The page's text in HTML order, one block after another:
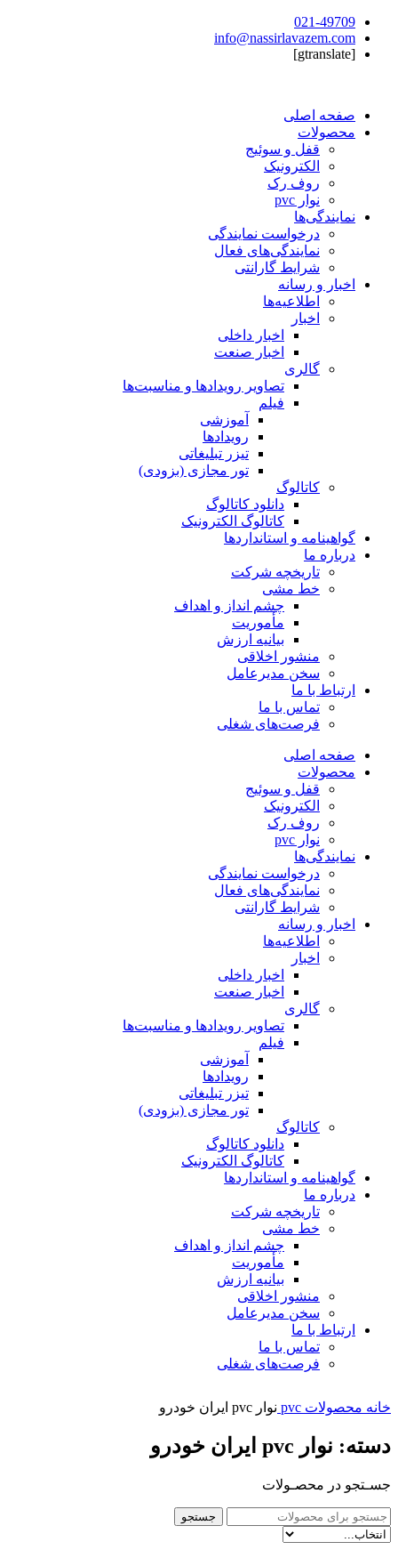
021-49709
info@nassirlavazem.com
[gtranslate]
صفحه اصلی
محصولات
قفل و سوئیج
الکترونیک
روف رک
نوار pvc
نمایندگی‌ها
درخواست نمایندگی
نمایندگی‌های فعال
شرایط گارانتی
اخبار و رسانه
اطلاعیه‌ها
اخبار
اخبار داخلی
اخبار صنعت
گالری
تصاویر رویدادها و مناسبت‌ها
فیلم
آموزشی
رویدادها
تیزر تبلیغاتی
تور مجازی (بزودی)
کاتالوگ
دانلود کاتالوگ
کاتالوگ الکترونیک
گواهینامه و استانداردها
درباره ما
تاریخچه شرکت
خط مشی
چشم انداز و اهداف
مأموریت
بیانیه ارزش
منشور اخلاقی
سخن مدیرعامل
ارتباط با ما
تماس با ما
فرصت‌های شغلی
صفحه اصلی
محصولات
قفل و سوئیج
الکترونیک
روف رک
نوار pvc
نمایندگی‌ها
درخواست نمایندگی
نمایندگی‌های فعال
شرایط گارانتی
اخبار و رسانه
اطلاعیه‌ها
اخبار
اخبار داخلی
اخبار صنعت
گالری
تصاویر رویدادها و مناسبت‌ها
فیلم
آموزشی
رویدادها
تیزر تبلیغاتی
تور مجازی (بزودی)
کاتالوگ
دانلود کاتالوگ
کاتالوگ الکترونیک
گواهینامه و استانداردها
درباره ما
تاریخچه شرکت
خط مشی
چشم انداز و اهداف
مأموریت
بیانیه ارزش
منشور اخلاقی
سخن مدیرعامل
ارتباط با ما
تماس با ما
فرصت‌های شغلی
خانه محصولات pvc نوار pvc ایران خودرو
دسته: نوار pvc ایران خودرو
جسـتجو در محصـولات
جستجو